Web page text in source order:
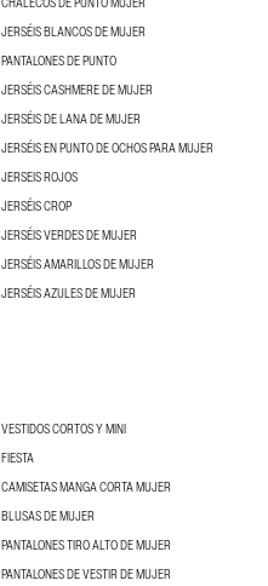
JERSÉIS BLANCOS DE MUJER
PANTALONES DE PUNTO
JERSÉIS CASHMERE DE MUJER
JERSÉIS DE LANA DE MUJER
JERSÉIS EN PUNTO DE OCHOS PARA MUJER
JERSEIS ROJOS
JERSÉIS CROP
JERSÉIS VERDES DE MUJER
JERSÉIS AMARILLOS DE MUJER
JERSÉIS AZULES DE MUJER
VESTIDOS CORTOS Y MINI
FIESTA
CAMISETAS MANGA CORTA MUJER
BLUSAS DE MUJER
PANTALONES TIRO ALTO DE MUJER
PANTALONES DE VESTIR DE MUJER